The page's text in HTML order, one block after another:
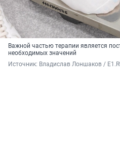
Важной частью терапии является
необходимых значений
Источник: Владислав Лоншаков /